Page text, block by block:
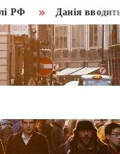
Данія вводить нові